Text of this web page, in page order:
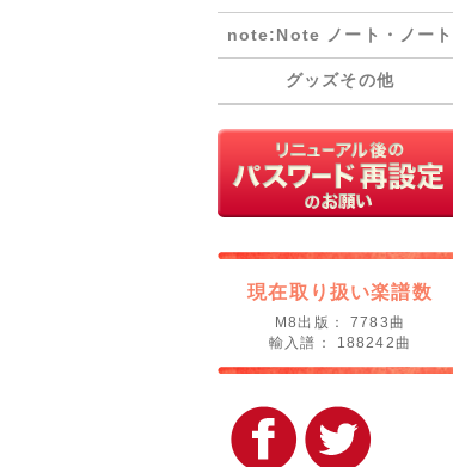
note:Note ノート・ノート
グッズその他
現在取り扱い楽譜数
M8出版： 7783曲
輸入譜： 188242曲